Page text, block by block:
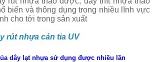
biến và thông dụng trong nhiều lĩnh vực
cho tới trong sản xuất
rút nhựa cản tia UV
dây lạt nhựa sử dụng được nhiều lần